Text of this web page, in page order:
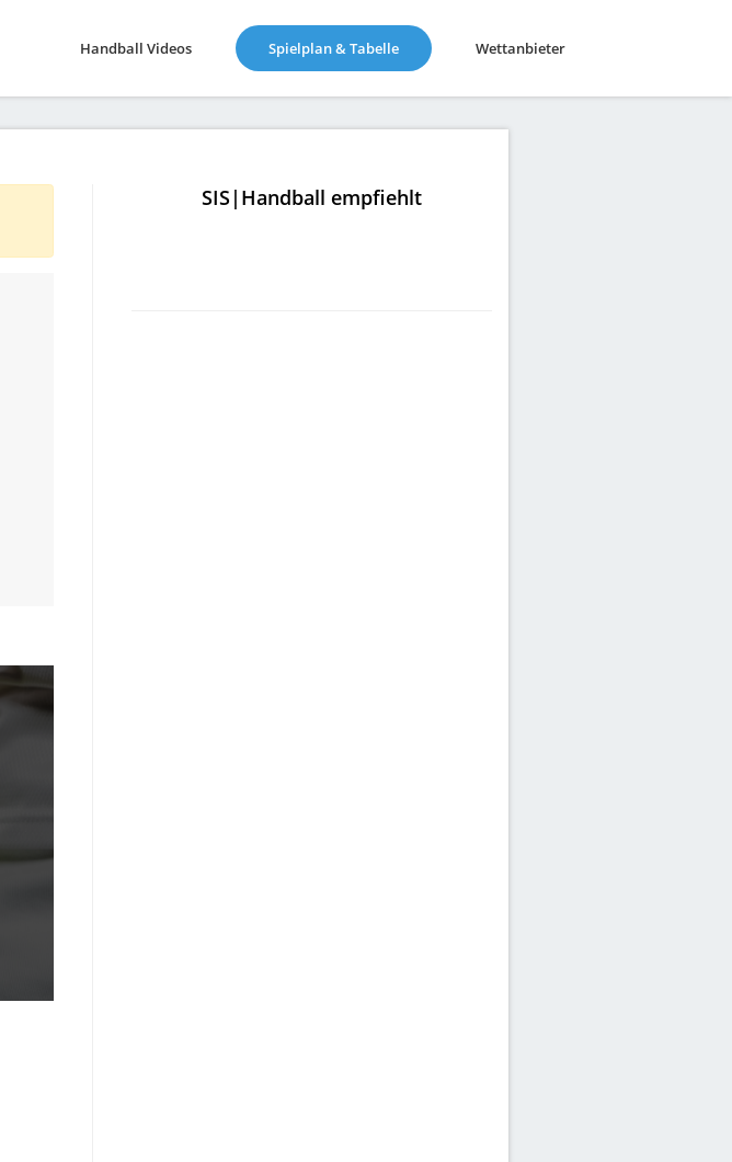
Handball Videos Spielplan & Tabelle(current) Wettanbieter
SIS|Handball empfiehlt